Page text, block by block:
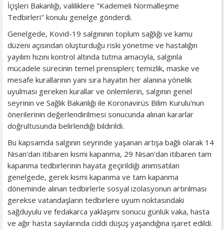
İçişleri Bakanlığı, valiliklere "Kademeli Normalleşme
Tedbirleri" konulu genelge gönderdi.
Genelgede, Kovid-19 salgınının toplum sağlığı ve kamu
düzeni açısından oluşturduğu riski yönetme ve hastalığın
yayılım hızını kontrol altında tutma amacıyla, salgınla
mücadele sürecinin temel prensipleri; temizlik, maske ve
mesafe kurallarının yanı sıra hayatın her alanına yönelik
uyulması gereken kurallar ve önlemlerin, salgının genel
seyrinin ve Sağlık Bakanlığı ile Koronavirüs Bilim Kurulu'nun
önerilerinin değerlendirilmesi sonucunda alınan kararlar
doğrultusunda belirlendiği bildirildi.
Bu kapsamda salgının seyrinde yaşanan artışa bağlı olarak 14
Nisan'dan itibaren kısmi kapanma, 29 Nisan'dan itibaren tam
kapanma tedbirlerinin hayata geçirildiği anımsatılan
genelgede, gerek kısmi kapanma ve tam kapanma
döneminde alınan tedbirlerle sosyal izolasyonun artırılması
gerekse vatandaşların tedbirlere uyum noktasındaki
sağduyulu ve fedakarca yaklaşımı sonucu günlük vaka, hasta
ve ağır hasta sayılarında ciddi düşüş yaşandığına işaret edildi.